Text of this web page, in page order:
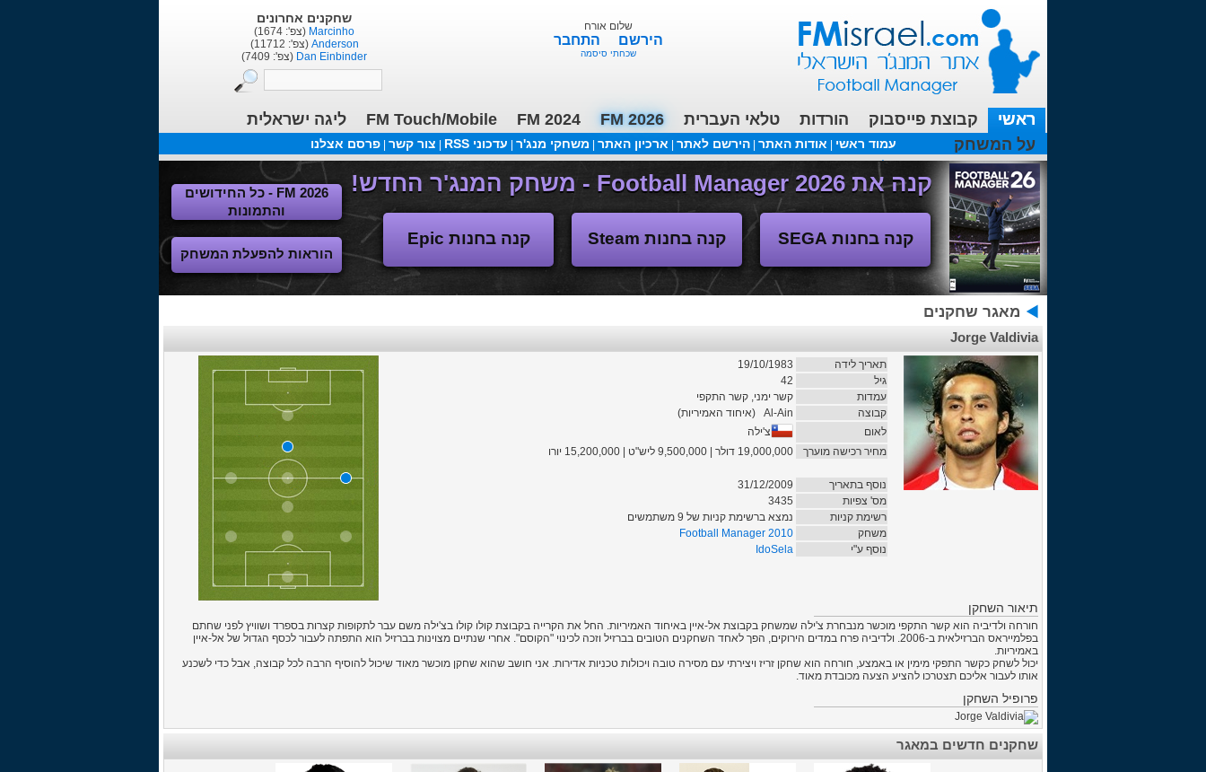
שחקנים אחרונים
Marcinho (צפ': 1674)
Anderson (צפ': 11712)
Dan Einbinder (צפ': 7409)
שלום אורח
הירשם התחבר
שכחתי סיסמה
ראשי קבוצת פייסבוק הורדות טלאי העברית FM 2026
FM 2024
FM Touch/Mobile
ליגה ישראלית
על המשחק
עמוד ראשי אודות האתר |הירשם לאתר ארכיון האתר משחקי מנג'ר עדכוני RSS צור קשר פרסם אצלנו
עכשיו בפורומים:מנג'ר 2010 - טבלת הליגה
קנה את Football Manager 2026 - משחק המנג'ר החדש!
קנה בחנות SEGA קנה בחנות Steam קנה בחנות Epic
FM 2026 - כל החידושים
והתמונות
הוראות להפעלת המשחק
מאגר שחקנים
Jorge Valdivia
תאריך לידה
19/10/1983
גיל
42
עמדות
קשר ימני, קשר התקפי
קבוצה
Al-Ain
(איחוד האמיריות)
לאום
צ'ילה
מחיר רכישה מוערך
19,000,000 דולר | 9,500,000 ליש"ט | 15,200,000 יורו
נוסף בתאריך
31/12/2009
מס' צפיות
3435
רשימת קניות
נמצא ברשימת קניות של 9 משתמשים
משחק
Football Manager 2010
נוסף ע"י
IdoSela
תיאור השחקן
חורחה ולדיביה הוא קשר התקפי מוכשר מנבחרת צ'ילה שמשחק בקבוצת אל-איין באיחוד האמיריות. החל את הקרייה בקבוצת קולו קולו בצ'ילה משם עבר לתקופות קצרות בספרד ושוויץ לפני שחתם
בפלמייראס הברזילאית ב-2006. ולדיביה פרח במדים הירוקים, הפך לאחד השחקנים הטובים בברזיל וזכה לכינוי "הקוסם". אחרי שנתיים מצוינות בברזיל הוא התפתה לעבור לכסף הגדול של אל-איין
באמיריות.
יכול לשחק כקשר התפקי מימין או באמצע, חורחה הוא שחקן זריז ויצירתי עם מסירה טובה ויכולות טכניות אדירות. אני חושב שהוא שחקן מוכשר מאוד שיכול להוסיף הרבה לכל קבוצה, אבל כדי לשכנע
אותו לעבור אליכם תצטרכו להציע הצעה מכובדת מאוד.
פרופיל השחקן
שחקנים חדשים במאגר